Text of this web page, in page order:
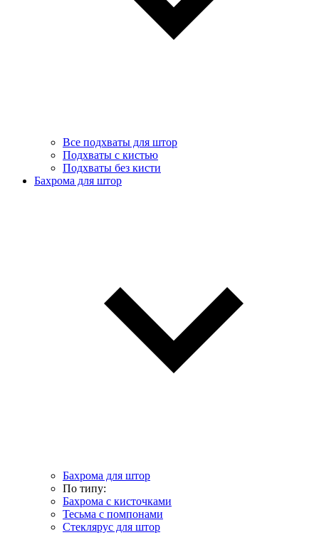
Все подхваты для штор
Подхваты с кистью
Подхваты без кисти
Бахрома для штор
Бахрома для штор
По типу:
Бахрома с кисточками
Тесьма с помпонами
Стеклярус для штор